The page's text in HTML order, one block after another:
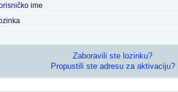
ime
Zaboravili ste lozinku?
Propustili ste adresu za aktivaciju?